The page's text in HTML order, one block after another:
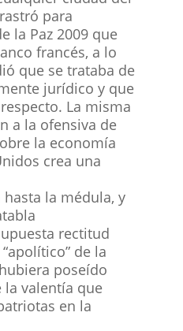
para
la Paz 2009 que
francés, a lo
que se trataba de
jurídico y que
La misma
a la ofensiva de
la economía
crea una
la médula, y
rectitud
de la
poseído
valentía que
en la